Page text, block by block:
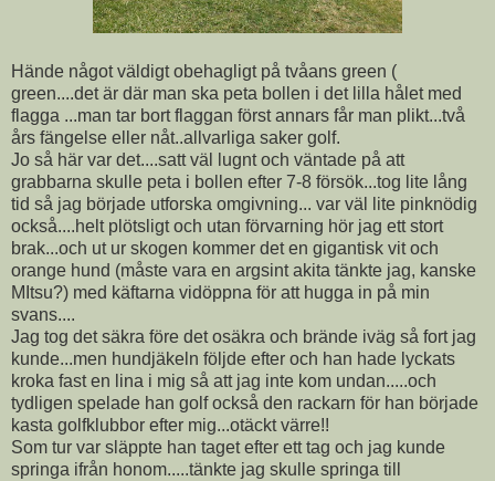
Hände något väldigt obehagligt på tvåans green (
green....det är där man ska peta bollen i det lilla hålet med
flagga ...man tar bort flaggan först annars får man plikt...två
års fängelse eller nåt..allvarliga saker golf.
Jo så här var det....satt väl lugnt och väntade på att
grabbarna skulle peta i bollen efter 7-8 försök...tog lite lång
tid så jag började utforska omgivning... var väl lite pinknödig
också....helt plötsligt och utan förvarning hör jag ett stort
brak...och ut ur skogen kommer det en gigantisk vit och
orange hund (måste vara en argsint akita tänkte jag, kanske
MItsu?) med käftarna vidöppna för att hugga in på min
svans....
Jag tog det säkra före det osäkra och brände iväg så fort jag
kunde...men hundjäkeln följde efter och han hade lyckats
kroka fast en lina i mig så att jag inte kom undan.....och
tydligen spelade han golf också den rackarn för han började
kasta golfklubbor efter mig...otäckt värre!!
Som tur var släppte han taget efter ett tag och jag kunde
springa ifrån honom.....tänkte jag skulle springa till